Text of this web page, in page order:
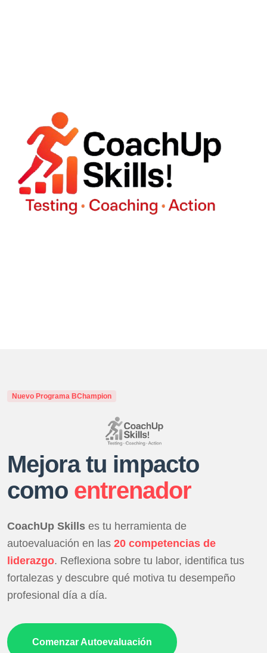
Nuevo Programa BChampion
Mejora tu impacto
como entrenador
CoachUp Skills es tu herramienta de
autoevaluación en las 20 competencias de
liderazgo. Reflexiona sobre tu labor, identifica tus
fortalezas y descubre qué motiva tu desempeño
profesional día a día.
Comenzar Autoevaluación